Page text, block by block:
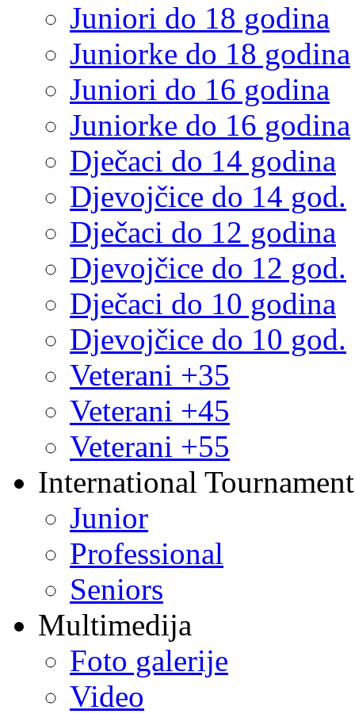
Juniori do 18 godina
Juniorke do 18 godina
Juniori do 16 godina
Juniorke do 16 godina
Dječaci do 14 godina
Djevojčice do 14 god.
Dječaci do 12 godina
Djevojčice do 12 god.
Dječaci do 10 godina
Djevojčice do 10 god.
Veterani +35
Veterani +45
Veterani +55
International
Junior
Professional
Seniors
Multimedija
Foto galerije
Video